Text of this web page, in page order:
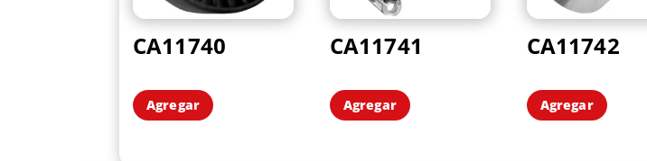
CA11740
Agregar
CA11741
Agregar
CA11742
Agregar